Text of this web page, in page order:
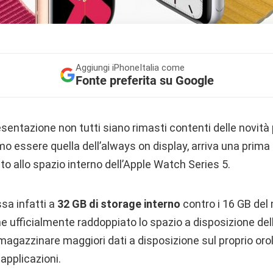
Aggiungi iPhoneItalia come
Fonte preferita su Google
non tutti siano rimasti contenti delle novità
essere quella dell’always on display, arriva una
allo spazio interno dell’Apple Watch Series 5.
infatti a 32 GB di storage interno contro i 16 GB
ufficialmente raddoppiato lo spazio a disposizione
maggiori dati a disposizione sul proprio